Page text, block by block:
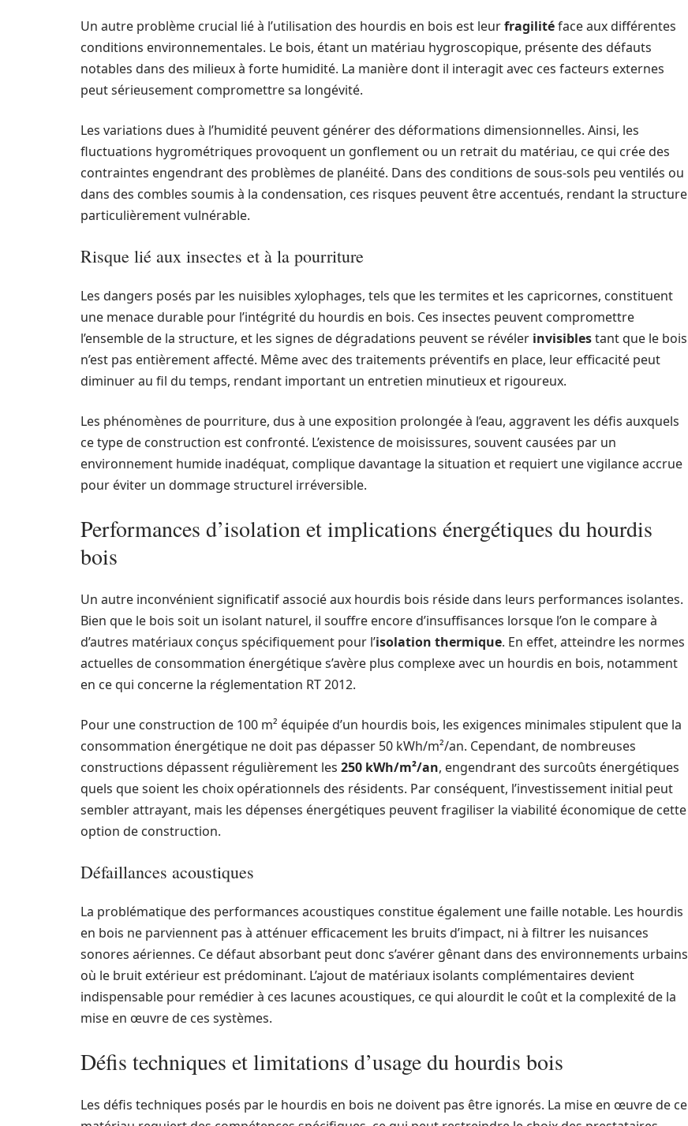
Un autre problème crucial lié à l’utilisation des hourdis en bois est leurfragilitéface aux différentes
conditions environnementales. Le bois, étant un matériau hygroscopique, présente des défauts
notables dans des milieux à forte humidité. La manière dont il interagit avec ces facteurs externes
peut sérieusement compromettre sa longévité.
Les variations dues à l’humidité peuvent générer des déformations dimensionnelles. Ainsi, les
fluctuations hygrométriques provoquent un gonflement ou un retrait du matériau, ce qui crée des
contraintes engendrant des problèmes de planéité. Dans des conditions de sous-sols peu ventilés ou
dans des combles soumis à la condensation, ces risques peuvent être accentués, rendant la structure
particulièrement vulnérable.
Risque lié aux insectes et à la pourriture
Les dangers posés par les nuisibles xylophages, tels que les termites et les capricornes, constituent
une menace durable pour l’intégrité du hourdis en bois. Ces insectes peuvent compromettre
l’ensemble de la structure, et les signes de dégradations peuvent se révéler invisiblestant que le bois
n’est pas entièrement affecté. Même avec des traitements préventifs en place, leur efficacité peut
diminuer au fil du temps, rendant important un entretien minutieux et rigoureux.
Les phénomènes de pourriture, dus à une exposition prolongée à l’eau, aggravent les défis auxquels
ce type de construction est confronté. L’existence de moisissures, souvent causées par un
environnement humide inadéquat, complique davantage la situation et requiert une vigilance accrue
pour éviter un dommage structurel irréversible.
Performances d’isolation et implications énergétiques du hourdis
bois
Un autre inconvénient significatif associé aux hourdis bois réside dans leurs performances isolantes.
Bien que le bois soit un isolant naturel, il souffre encore d’insuffisances lorsque l’on le compare à
d’autres matériaux conçus spécifiquement pour l’isolation thermique. En effet, atteindre les normes
actuelles de consommation énergétique s’avère plus complexe avec un hourdis en bois, notamment
en ce qui concerne la réglementation RT 2012.
Pour une construction de 100 m² équipée d’un hourdis bois, les exigences minimales stipulent que la
consommation énergétique ne doit pas dépasser 50 kWh/m²/an. Cependant, de nombreuses
constructions dépassent régulièrement les 250 kWh/m²/an, engendrant des surcoûts énergétiques
quels que soient les choix opérationnels des résidents. Par conséquent, l’investissement initial peut
sembler attrayant, mais les dépenses énergétiques peuvent fragiliser la viabilité économique de cette
option de construction.
Défaillances acoustiques
La problématique des performances acoustiques constitue également une faille notable. Les hourdis
en bois ne parviennent pas à atténuer efficacement les bruits d’impact, ni à filtrer les nuisances
sonores aériennes. Ce défaut absorbant peut donc s’avérer gênant dans des environnements urbains
où le bruit extérieur est prédominant. L’ajout de matériaux isolants complémentaires devient
indispensable pour remédier à ces lacunes acoustiques, ce qui alourdit le coût et la complexité de la
mise en œuvre de ces systèmes.
Défis techniques et limitations d’usage du hourdis bois
Les défis techniques posés par le hourdis en bois ne doivent pas être ignorés. La mise en œuvre de ce